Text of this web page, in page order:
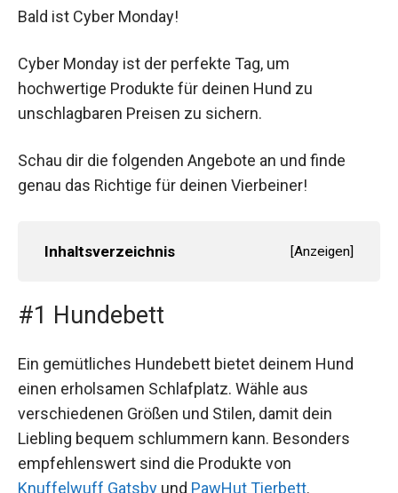
Bald ist Cyber Monday!
Cyber Monday ist der perfekte Tag, um
hochwertige Produkte für deinen Hund zu
unschlagbaren Preisen zu sichern.
Schau dir die folgenden Angebote an und finde
genau das Richtige für deinen Vierbeiner!
Inhaltsverzeichnis [Anzeigen]
#1 Hundebett
Ein gemütliches Hundebett bietet deinem Hund
einen erholsamen Schlafplatz. Wähle aus
verschiedenen Größen und Stilen, damit dein
Liebling bequem schlummern kann. Besonders
empfehlenswert sind die Produkte von
Knuffelwuff Gatsby und PawHut Tierbett.